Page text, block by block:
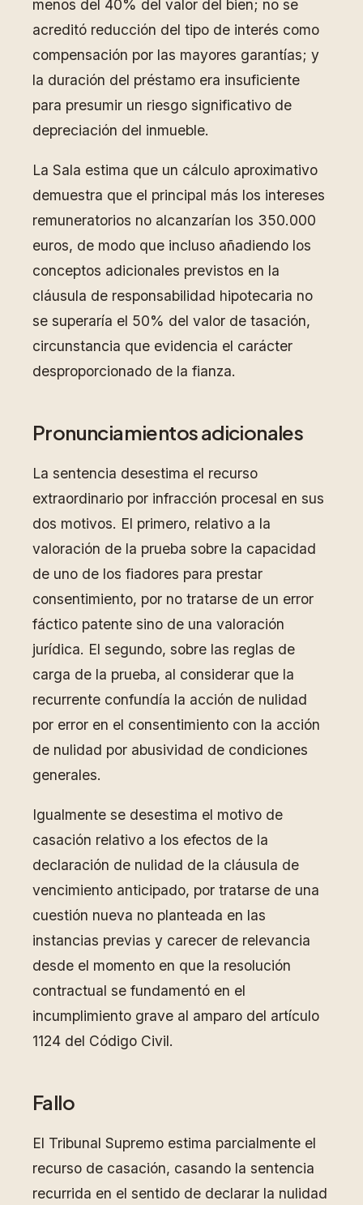
menos del 40% del valor del bien; no se
acreditó reducción del tipo de interés como
compensación por las mayores garantías; y
la duración del préstamo era insuficiente
para presumir un riesgo significativo de
depreciación del inmueble.
La Sala estima que un cálculo aproximativo
demuestra que el principal más los intereses
remuneratorios no alcanzarían los 350.000
euros, de modo que incluso añadiendo los
conceptos adicionales previstos en la
cláusula de responsabilidad hipotecaria no
se superaría el 50% del valor de tasación,
circunstancia que evidencia el carácter
desproporcionado de la fianza.
Pronunciamientos adicionales
La sentencia desestima el recurso
extraordinario por infracción procesal en sus
dos motivos. El primero, relativo a la
valoración de la prueba sobre la capacidad
de uno de los fiadores para prestar
consentimiento, por no tratarse de un error
fáctico patente sino de una valoración
jurídica. El segundo, sobre las reglas de
carga de la prueba, al considerar que la
recurrente confundía la acción de nulidad
por error en el consentimiento con la acción
de nulidad por abusividad de condiciones
generales.
Igualmente se desestima el motivo de
casación relativo a los efectos de la
declaración de nulidad de la cláusula de
vencimiento anticipado, por tratarse de una
cuestión nueva no planteada en las
instancias previas y carecer de relevancia
desde el momento en que la resolución
contractual se fundamentó en el
incumplimiento grave al amparo del artículo
1124 del Código Civil.
Fallo
El Tribunal Supremo estima parcialmente el
recurso de casación, casando la sentencia
recurrida en el sentido de declarar la nulidad